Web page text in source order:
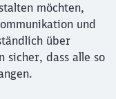
möchten,
und
über
sicher, dass alle so